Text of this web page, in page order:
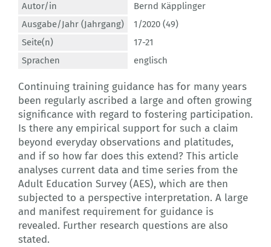
Autor/in
Bernd Käpplinger
Ausgabe/Jahr (Jahrgang)
1/2020 (49)
Seite(n)
17-21
Sprachen
englisch
Continuing training guidance has for many years
been regularly ascribed a large and often growing
significance with regard to fostering participation.
Is there any empirical support for such a claim
beyond everyday observations and platitudes,
and if so how far does this extend? This article
analyses current data and time series from the
Adult Education Survey (AES), which are then
subjected to a perspective interpretation. A large
and manifest requirement for guidance is
revealed. Further research questions are also
stated.